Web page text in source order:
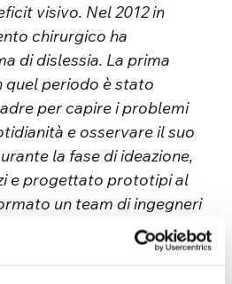
visivo. Nel 2012 in
chirurgico ha
di dislessia. La prima
quel periodo è stato
per capire i problemi
e osservare il suo
la fase di ideazione,
e progettato prototipi al
un team di ingegneri
realizzato un primo
Mio padre ha fatto da